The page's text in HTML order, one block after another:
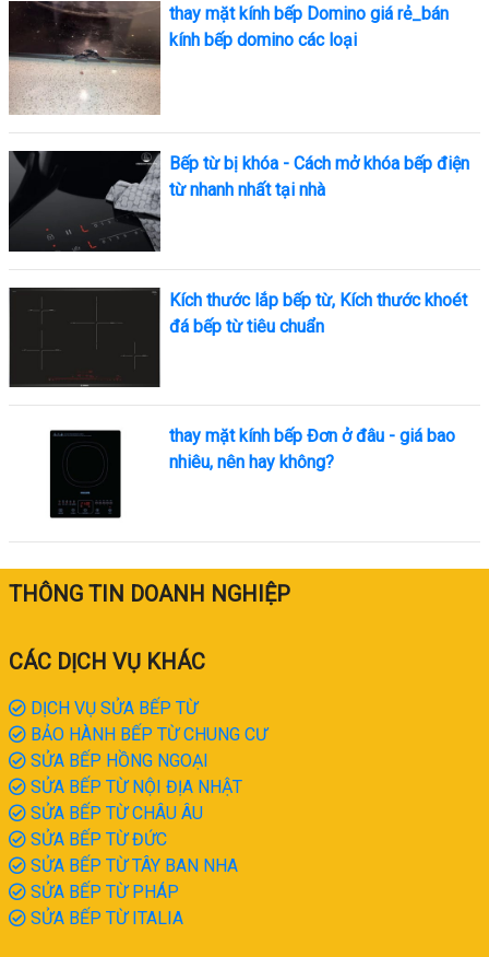
thay mặt kính bếp Domino giá rẻ_bán
kính bếp domino các loại
Bếp từ bị khóa - Cách mở khóa bếp điện
từ nhanh nhất tại nhà
Kích thước lắp bếp từ, Kích thước khoét
đá bếp từ tiêu chuẩn
thay mặt kính bếp Đơn ở đâu - giá bao
nhiêu, nên hay không?
THÔNG TIN DOANH NGHIỆP
CÁC DỊCH VỤ KHÁC
DỊCH VỤ SỬA BẾP TỪ
BẢO HÀNH BẾP TỪ CHUNG CƯ
SỬA BẾP HỒNG NGOẠI
SỬA BẾP TỪ NỘI ĐỊA NHẬT
SỬA BẾP TỪ CHÂU ÂU
SỬA BẾP TỪ ĐỨC
SỬA BẾP TỪ TÂY BAN NHA
SỬA BẾP TỪ PHÁP
SỬA BẾP TỪ ITALIA